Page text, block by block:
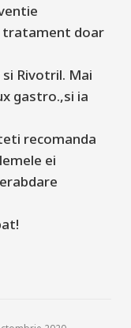
tratament doar
Rivotril. Mai
gastro.,si ia
recomanda
ei